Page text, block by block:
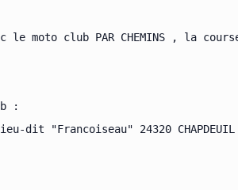
le moto club PAR CHEMINS , la
:
dit "Francoiseau" 24320